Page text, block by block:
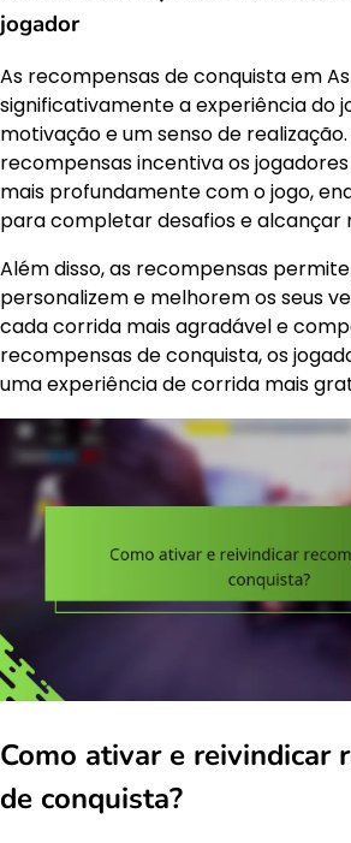
jogador
As recompensas de conquista em
significativamente a experiência do
motivação e um senso de
recompensas incentiva os
mais profundamente com o jogo,
para completar desafios e alcançar
Além disso, as recompensas
personalizem e melhorem os seus
cada corrida mais agradável e
recompensas de conquista, os
uma experiência de corrida mais
Como ativar e reivindicar
de conquista?